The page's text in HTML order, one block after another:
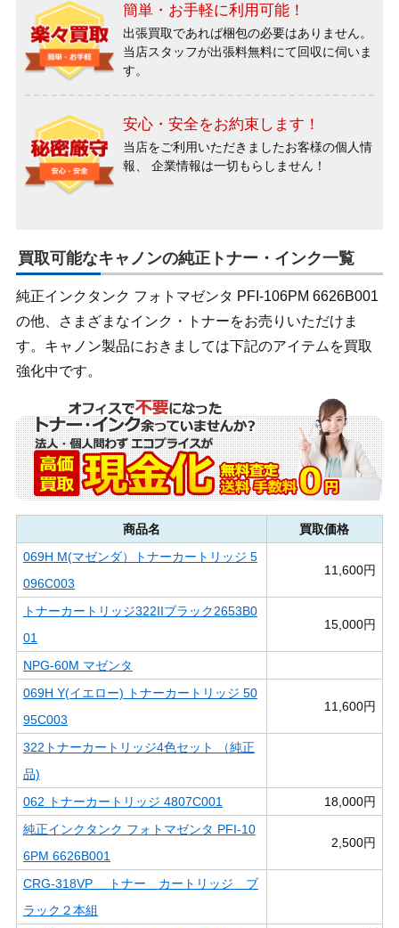
簡単・お手軽に利用可能！
出張買取であれば梱包の必要はありません。
当店スタッフが出張料無料にて回収に伺いま
す。
安心・安全をお約束します！
当店をご利用いただきましたお客様の個人情
報、 企業情報は一切もらしません！
買取可能なキャノンの純正トナー・インク一覧
純正インクタンク フォトマゼンタ PFI-106PM 6626B001
の他、さまざまなインク・トナーをお売りいただけま
す。キャノン製品におきましては下記のアイテムを買取
強化中です。
商品名
買取価格
069H M(マゼンダ）トナーカートリッジ 5
096C003
11,600円
トナーカートリッジ322IIブラック2653B0
01
15,000円
NPG-60M マゼンタ
069H Y(イエロー) トナーカートリッジ 50
95C003
11,600円
322トナーカートリッジ4色セット （純正
品)
062 トナーカートリッジ 4807C001
18,000円
純正インクタンク フォトマゼンタ PFI-10
6PM 6626B001
2,500円
CRG-318VP トナー カートリッジ ブ
ラック２本組